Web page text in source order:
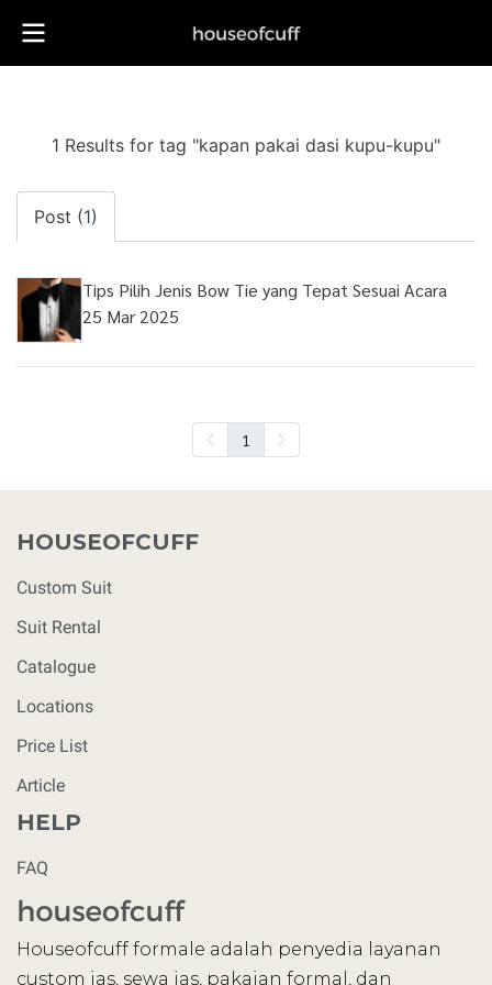
1 Results for tag "kapan pakai dasi kupu-kupu"
Post (1)
Tips Pilih Jenis Bow Tie yang Tepat Sesuai Acara
25 Mar 2025
1
HOUSEOFCUFF
Custom Suit
Suit Rental
Catalogue
Locations
Price List
Article
HELP
FAQ
Houseofcuff formale adalah penyedia layanan
custom jas, sewa jas, pakaian formal, dan